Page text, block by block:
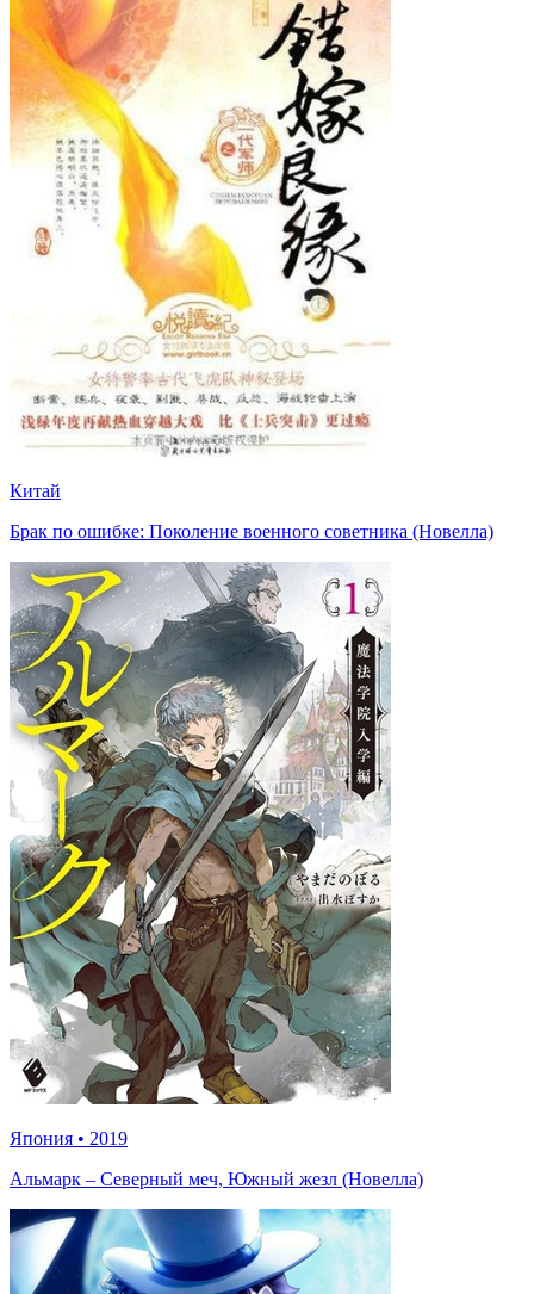
Китай
Брак по ошибке: Поколение военного советника (Новелла)
Япония • 2019
Альмарк – Северный меч, Южный жезл (Новелла)